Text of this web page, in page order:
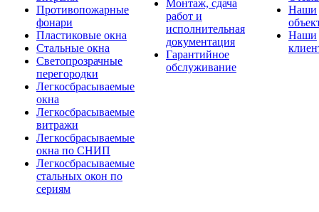
Противопожарные
фонари
Пластиковые окна
Стальные окна
Светопрозрачные
перегородки
Легкосбрасываемые
окна
Легкосбрасываемые
витражи
Легкосбрасываемые
окна по СНИП
Легкосбрасываемые
стальных окон по
сериям
Монтаж, сдача
работ и
исполнительная
документация
Гарантийное
обслуживание
Наши
Наши